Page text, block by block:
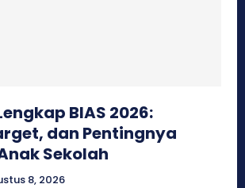
BIAS 2026:
dan Pentingnya
Sekolah
8, 2026